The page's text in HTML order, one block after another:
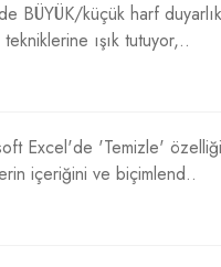
BÜYÜK/küçük harf
ışık tutuyor,..
Excel'de 'Temizle'
içeriğini ve biçimlend..